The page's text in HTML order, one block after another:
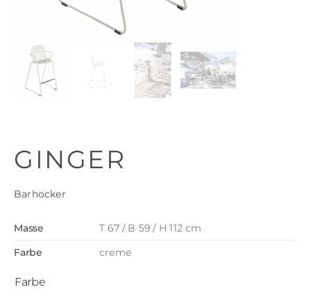
GINGER
Barhocker
Masse
T 67 / B 59 / H 112 cm
Farbe
creme
Farbe